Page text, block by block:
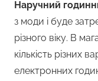
Наручний
з моди і буде
різного віку. В
кількість різних
електронних